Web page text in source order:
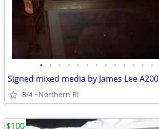
• • • • • • • • • • • • •
Signed mixed media by James Lee A200
8/4 Northern RI
$100